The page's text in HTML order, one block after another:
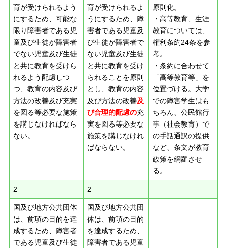
育が受けられるよう
にするため、可能な
限り障害者である児
童及び生徒が障害者
でない児童及び生徒
と共に教育を受けら
れるよう配慮しつ
つ、教育の内容及び
方法の改善及び充実
を図る等必要な施策
を講じなければなら
ない。
育が受けられるよ
うにするため、障
害者である児童及
び生徒が障害者で
ない児童及び生徒
と共に教育を受け
られることを原則
とし、教育の内容
及び方法の改善及
び合理的配慮の充
実を図る等必要な
施策を講じなけれ
ばならない。
原則化。
・高等教育、生涯
教育については、
権利条約24条を参
考。
・条約に合わせて
「高等教育等」を
位置づける。大学
での障害学生はも
ちろん、公民館行
事（社会教育）で
の手話通訳の提供
など、条文が教育
政策を網羅させ
る。
2 2
国及び地方公共団体
は、前項の目的を達
成するため、障害者
である児童及び生徒
国及び地方公共団
体は、前項の目的
を達成するため、
障害者である児童